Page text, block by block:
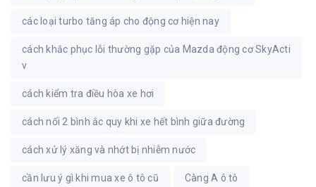
các loại turbo tăng áp cho động cơ hiện nay
cách khắc phục lỗi thường gặp của Mazda động cơ SkyActi
v
cách kiểm tra điều hòa xe hơi
cách nối 2 bình ắc quy khi xe hết bình giữa đường
cách xử lý xăng và nhớt bị nhiễm nước
cần lưu ý gì khi mua xe ô tô cũ Càng A ô tô